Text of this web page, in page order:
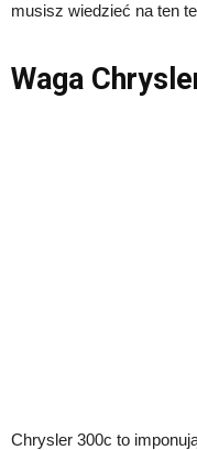
musisz wiedzieć na ten
Waga
Chrysler 300c to